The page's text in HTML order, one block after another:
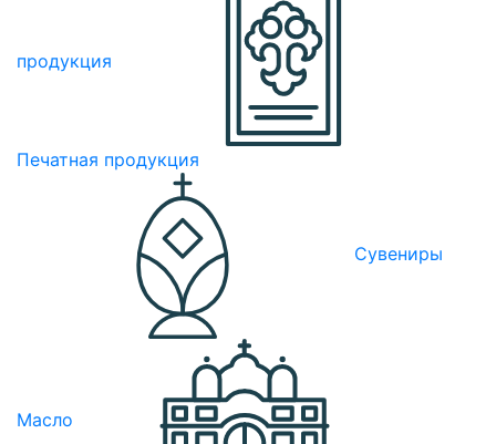
продукция
Печатная продукция
Сувениры
Масло